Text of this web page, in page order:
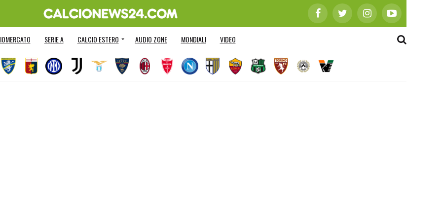
SERIE A CALCIO ESTERO AUDIO ZONE MONDIALI VIDEO